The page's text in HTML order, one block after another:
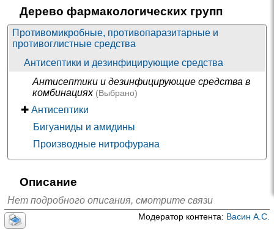
цветков
экстракт+Эв
калипта
Амилметакр
езол +
Дихлорбенз
иловый
Аджисепт| Астрасепт| Гексорал табс классик
Горпилс
|Колдакт Лорпилс
Стрепсилс|Стрепсилс с Согревающим
Эффектом
Стрепсилс с охлаждающим
эффектом| Суприма-ЛОР |Терасил
Амилметакр
езол +
Дихлорбенз
иловый
спирт +
Аскорбинов
ая кислота
Стрепсилс с Витамином C
езол +
иловый
спирт +
Левоментол
эвкалиптом
Дерево фармакологических групп
Противомикробные, противопаразитарные и
противоглистные средства
Антисептики и дезинфицирующие средства
Антисептики и дезинфицирующие средства в
комбинациях (Выбрано)
✚ Антисептики
Бигуаниды и амидины
Производные нитрофурана
Описание
Нет подробного описания, смотрите связи
Модератор контента: Васин А.С.